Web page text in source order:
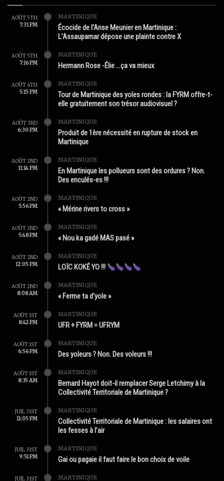
AOÛT 5TH
7:31 PM
MARTINIQUE
Écocide de l’Anse Meunier en Martinique :
L’Assaupamar dépose une plainte contre X
AOÛT 5TH
7:16 PM
MARTINIQUE
Hermann Rose -Élie …ça va mieux
AOÛT 4TH
5:15 PM
MARTINIQUE
Tour de Martinique des yoles rondes : la FYRM offre-t-
elle gratuitement son trésor audiovisuel ?
AOÛT 3RD
6:30 PM
MARTINIQUE
Produit de 1ère nécessité en rupture de stock en
Martinique
AOÛT 2ND
11:14 PM
MARTINIQUE
En Martinique les pollueurs sont des ordures ? Non.
Des enculés-es !!!
AOÛT 2ND
5:56 PM
MARTINIQUE
« Mérine rivers to cross »
AOÛT 2ND
5:48 PM
MARTINIQUE
« Nou ka gadé MAS pasé »
AOÛT 2ND
12:05 PM
MARTINIQUE
LOÏC KOKÉ YO !!!
AOÛT 2ND
8:08 AM
MARTINIQUE
« Ferme ta d’yole »
AOÛT 1ST
8:42 PM
MARTINIQUE
UFR + FYRM = UFRYM
AOÛT 1ST
6:56 PM
MARTINIQUE
Des yoleurs ? Non. Des voleurs !!!
AOÛT 1ST
8:35 AM
MARTINIQUE
Bernard Hayot doit-il remplacer Serge Letchimy à la
Collectivité Territoriale de Martinique ?
JUIL 31ST
11:05 PM
MARTINIQUE
Collectivité Territoriale de Martinique : les salaires ont
les fesses à l’air
JUIL 31ST
9:51 PM
MARTINIQUE
Gai ou pagaie il faut faire le bon choix de voile
JUIL 31ST MARTINIQUE